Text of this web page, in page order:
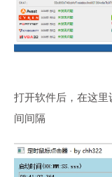
打开软件后，在这
间间隔